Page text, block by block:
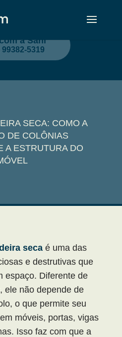
a Sani
99382-5319
SECA: COMO A
DE COLÔNIAS
A ESTRUTURA DO
secaé uma das
e destrutivas que
espaço. Diferente de
ele não depende de
o que permite seu
móveis, portas, vigas
Isso faz com que a